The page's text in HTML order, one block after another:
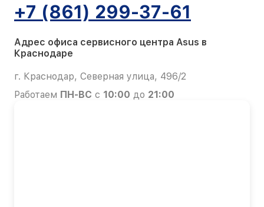
+7 (861) 299-37-61
Адрес офиса сервисного центра Asus в
Краснодаре
г. Краснодар, Северная улица, 496/2
Работаем ПН-ВС с 10:00 до 21:00